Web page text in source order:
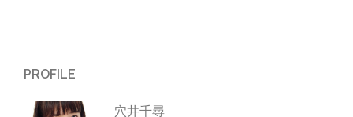
PROFILE
穴井千尋